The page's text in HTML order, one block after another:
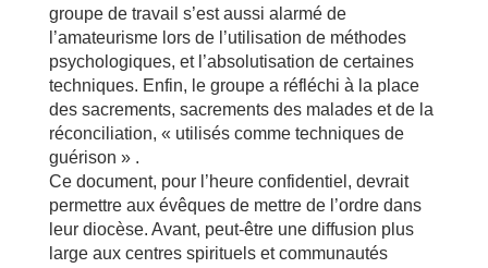
groupe de travail s’est aussi alarmé de
l’amateurisme lors de l’utilisation de méthodes
psychologiques, et l’absolutisation de certaines
techniques. Enfin, le groupe a réfléchi à la place
des sacrements, sacrements des malades et de la
réconciliation, « utilisés comme techniques de
guérison » .
Ce document, pour l’heure confidentiel, devrait
permettre aux évêques de mettre de l’ordre dans
leur diocèse. Avant, peut-être une diffusion plus
large aux centres spirituels et communautés